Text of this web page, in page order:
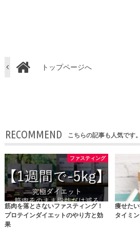
トップページへ
RECOMMEND こちらの記事も人気です。
ファスティング
筋肉を落とさないファスティング！
プロテインダイエットのやり方と効
果
痩せた
タイミ